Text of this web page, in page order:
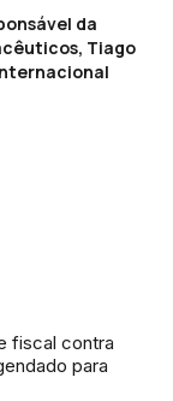
da
Tiago
fiscal contra
para